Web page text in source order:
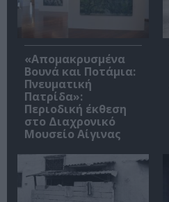
«Απομακρυσμένα
Βουνά και Ποτάμια:
Πνευματική
Πατρίδα»:
Περιοδική έκθεση
στο Διαχρονικό
Μουσείο Αίγινας